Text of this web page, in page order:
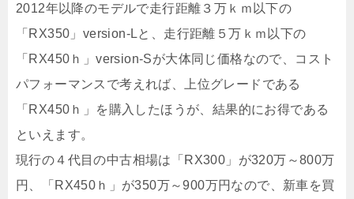
2012年以降のモデルで走行距離３万ｋｍ以下の
「RX350」version‐Lと、走行距離５万ｋｍ以下の
「RX450ｈ」version‐Sが大体同じ価格なので、コスト
パフォーマンスで考えれば、上位グレードである
「RX450ｈ」を購入したほうが、結果的にお得である
といえます。
現行の４代目の中古相場は「RX300」が320万～800万
円、「RX450ｈ」が350万～900万円なので、新車を買